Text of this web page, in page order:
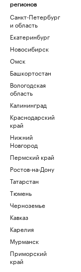
регионов
Санкт-Петербург
и область
Екатеринбург
Новосибирск
Омск
Башкортостан
Вологодская
область
Калининград
Краснодарский
край
Нижний
Новгород
Пермский край
Ростов-на-Дону
Татарстан
Тюмень
Черноземье
Кавказ
Карелия
Мурманск
Приморский
край